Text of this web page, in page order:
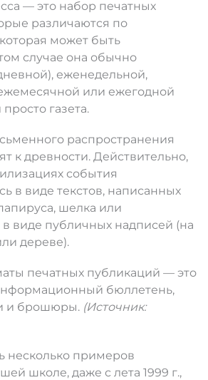
— это набор печатных
различаются по
может быть
случае она обычно
еженедельной,
или ежегодной
газета.
распространения
к древности. Действительно,
события
в виде текстов, написанных
шелка или
виде публичных надписей (на
дереве).
печатных публикаций — это
бюллетень,
и брошюры. (Источник:
несколько примеров
школе, даже с лета 1999 г.,